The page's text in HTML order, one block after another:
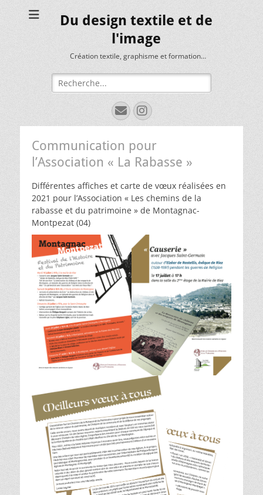
Du design textile et de
l'image
Création textile, graphisme et formation…
Rechercher :
E-
mail
Instagram
Communication pour
l’Association « La Rabasse »
Différentes affiches et carte de vœux réalisées en
2021 pour l’Association « Les chemins de la
rabasse et du patrimoine » de Montagnac-
Montpezat (04)